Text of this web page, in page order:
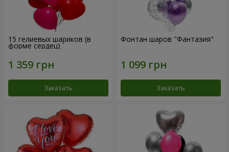
15 гелиевых шариков (в
форме сердец)
Заказать
Фонтан шаров "Фантазия"
Заказать